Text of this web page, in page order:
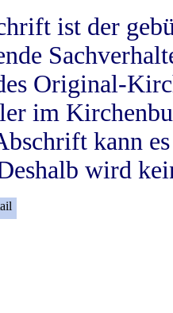
ist der
Original-
im
kann
wird